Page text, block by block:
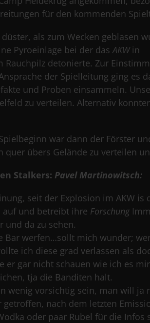
für den kommenden
als zum Wecken geblasen
Pyroeinlage bei der das AKWin
Rauchpilz detonierte. Zur
der Spielleitung ging es
und Proben einsammeln.
zu verteilen. Alternativ
war dann der Förster
quer übers Gelände zu verteilen
Stalkers: Pavel Martinowitsch:
seit der Explosion im AKW is
auf und betreibt ihre Forschung
und da zu sehen.
Bar werfen…sollt mich wunder;
ich diese grad verlassen als
er gar nicht schauen wie ich es
tja die Banditen halt.
wenig vorsichtig sein, man will ja
nach dem letzten
oder paar Rubel für die Infos